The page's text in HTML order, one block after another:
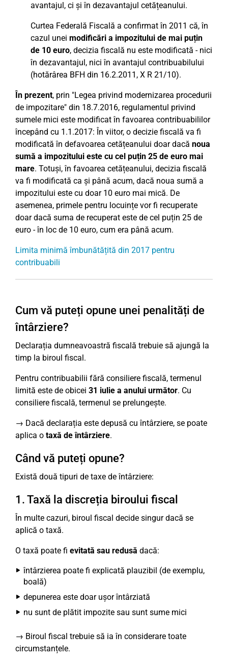
avantajul, ci și în dezavantajul cetățeanului.
Curtea Federală Fiscală a confirmat în 2011 că, în
cazul unei modificări a impozitului de mai puțin
de 10 euro, decizia fiscală nu este modificată - nici
în dezavantajul, nici în avantajul contribuabilului
(hotărârea BFH din 16.2.2011, X R 21/10).
În prezent, prin "Legea privind modernizarea procedurii
de impozitare" din 18.7.2016, regulamentul privind
sumele mici este modificat în favoarea contribuabililor
începând cu 1.1.2017: În viitor, o decizie fiscală va fi
modificată în defavoarea cetățeanului doar dacă noua
sumă a impozitului este cu cel puțin 25 de euro mai
mare. Totuși, în favoarea cetățeanului, decizia fiscală
va fi modificată ca și până acum, dacă noua sumă a
impozitului este cu doar 10 euro mai mică. De
asemenea, primele pentru locuințe vor fi recuperate
doar dacă suma de recuperat este de cel puțin 25 de
euro - în loc de 10 euro, cum era până acum.
Limita minimă îmbunătățită din 2017 pentru
contribuabili
Cum vă puteți opune unei penalități de
întârziere?
Declarația dumneavoastră fiscală trebuie să ajungă la
timp la biroul fiscal.
Pentru contribuabilii fără consiliere fiscală, termenul
limită este de obicei 31 iulie a anului următor. Cu
consiliere fiscală, termenul se prelungește.
→ Dacă declarația este depusă cu întârziere, se poate
aplica o taxă de întârziere.
Când vă puteți opune?
Există două tipuri de taxe de întârziere:
1. Taxă la discreția biroului fiscal
În multe cazuri, biroul fiscal decide singur dacă se
aplică o taxă.
O taxă poate fi evitată sau redusă dacă:
întârzierea poate fi explicată plauzibil (de exemplu,
boală)
depunerea este doar ușor întârziată
nu sunt de plătit impozite sau sunt sume mici
→ Biroul fiscal trebuie să ia în considerare toate
circumstanțele.